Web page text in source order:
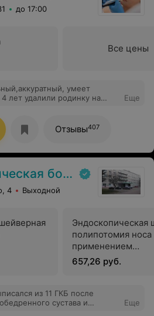
до 17:00
Все цены
умеет
лет удалили родинку на
Еще
Отзывы407
больница
4 Выходной
Эндоскопическая
полипотомия носа
применением
хирургического
657,26 руб.
из 11 ГКБ после
сустава и
Еще